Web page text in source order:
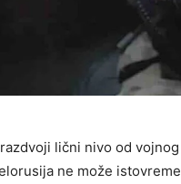
lični nivo od
ne može